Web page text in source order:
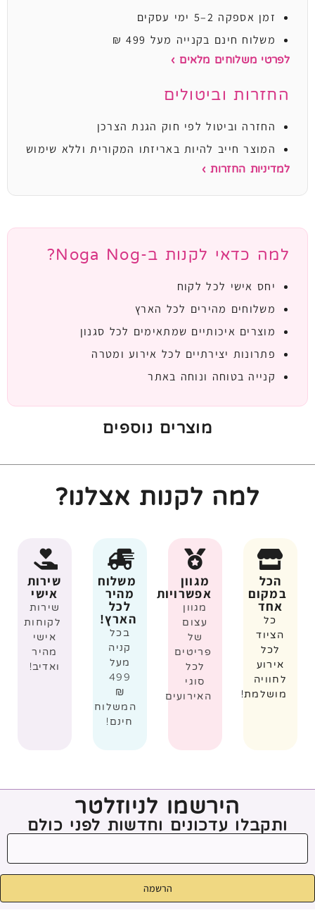
זמן אספקה 2–5 ימי עסקים
משלוח חינם בקנייה מעל 499 ₪
לפרטי משלוחים מלאים ›
החזרות וביטולים
החזרה וביטול לפי חוק הגנת הצרכן
המוצר חייב להיות באריזתו המקורית וללא שימוש
למדיניות החזרות ›
למה כדאי לקנות ב-Noga Nog?
יחס אישי לכל לקוח
משלוחים מהירים לכל הארץ
מוצרים איכותיים שמתאימים לכל סגנון
פתרונות יצירתיים לכל אירוע ומטרה
קנייה בטוחה ונוחה באתר
מוצרים נוספים
למה לקנות אצלנו?
הכל
במקום
אחד
כל
הציוד
לכל
אירוע
לחוויה
מושלמת!
מגוון
אפשרויות
מגוון
עצום
של
פריטים
לכל
סוגי
האירועים
משלוח
מהיר
לכל
הארץ!
בכל
קניה
מעל
499
₪
המשלוח
חינם!
שירות
אישי
שירות
לקוחות
אישי
מהיר
ואדיב!
הירשמו לניוזלטר
ותקבלו עדכונים וחדשות לפני כולם
הרשמה